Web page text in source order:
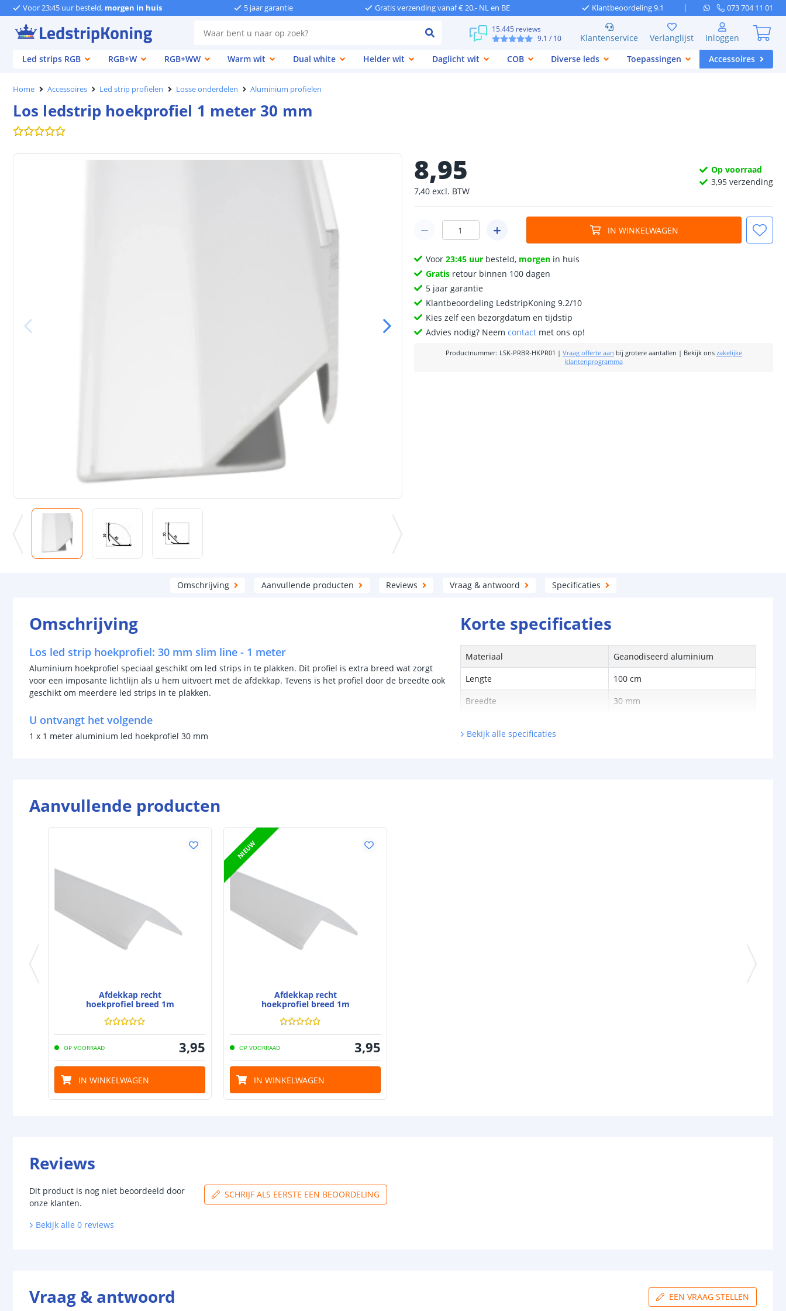
Voor 23:45 uur besteld, morgen in huis 5 jaar garantie Gratis verzending vanaf € 20,- NL en BE Klantbeoordeling 9.1 073 704 11 01
15.445 reviews
9.1 / 10 Klantenservice Verlanglijst
Inloggen
Led strips RGB
RGB+W RGB+WW Warm wit Dual white Helder wit Daglicht wit COB Diverse leds Toepassingen Accessoires
Home Accessoires Led strip profielen Losse onderdelen Aluminium profielen
Los ledstrip hoekprofiel 1 meter 30 mm
8,95
7,40 excl. BTW
Op voorraad
3,95 verzending
IN WINKELWAGEN
Voor23:45 uur besteld, morgen in huis
Gratis retour binnen 100 dagen
5 jaar garantie
Klantbeoordeling LedstripKoning 9.2/10
Kies zelf een bezorgdatum en tijdstip
Advies nodig? Neemcontact met ons op!
Productnummer: LSK-PRBR-HKPR01 | Vraag offerte aan bij grotere aantallen | Bekijk ons zakelijke
klantenprogramma
Omschrijving Aanvullende producten Reviews Vraag & antwoord Specificaties
Omschrijving
Los led strip hoekprofiel: 30 mm slim line - 1 meter
Aluminium hoekprofiel speciaal geschikt om led strips in te plakken. Dit profiel is extra breed wat zorgt
voor een imposante lichtlijn als u hem uitvoert met de afdekkap. Tevens is het profiel door de breedte ook
geschikt om meerdere led strips in te plakken.
U ontvangt het volgende
1 x 1 meter aluminium led hoekprofiel 30 mm
Korte specificaties
Materiaal
Geanodiseerd aluminium
Lengte
100 cm
Breedte
30 mm
Bekijk alle specificaties
Aanvullende producten
Afdekkap recht
hoekprofiel breed 1m
OP VOORRAAD 3,95
IN WINKELWAGEN
NIEUW
Afdekkap recht
hoekprofiel breed 1m
OP VOORRAAD 3,95
IN WINKELWAGEN
Reviews
Dit product is nog niet beoordeeld door
onze klanten.
SCHRIJF ALS EERSTE EEN BEOORDELING
Bekijk alle 0 reviews
Vraag & antwoord EEN VRAAG STELLEN